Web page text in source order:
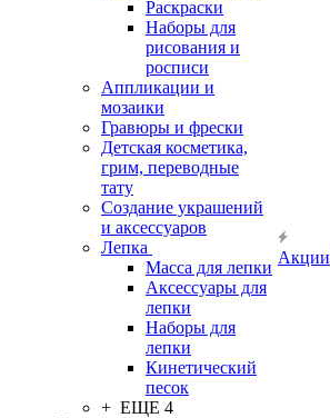
Раскраски
Наборы для
рисования и
росписи
Аппликации и
мозаики
Гравюры и фрески
Детская косметика,
грим, переводные
тату
Создание украшений
и аксессуаров
Лепка
Масса для лепки
Аксессуары для
лепки
Наборы для
лепки
Кинетический
песок
+ ЕЩЕ 4
Акции